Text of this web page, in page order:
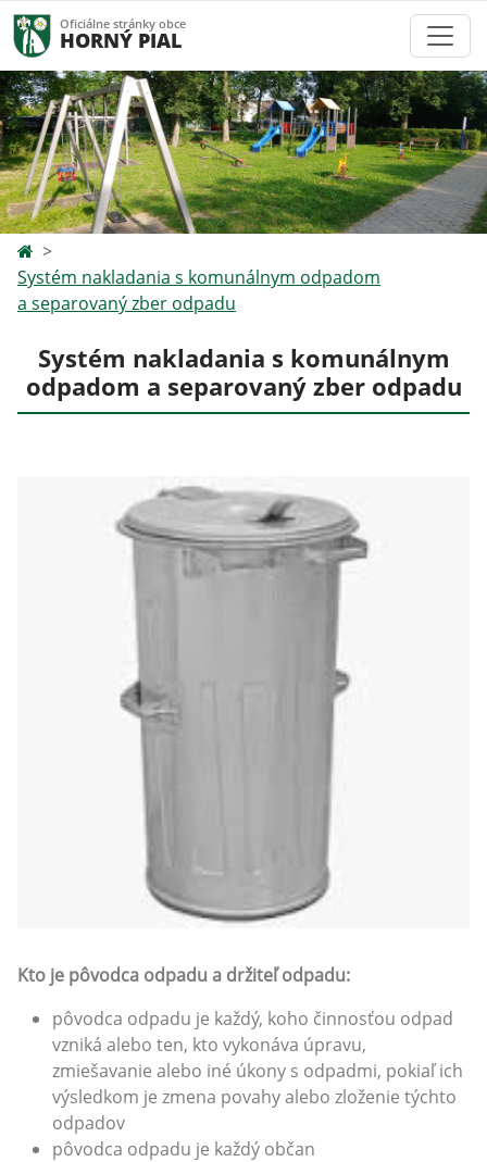
Oficiálne stránky obce
HORNÝ PIAL
Systém nakladania s komunálnym odpadom
a separovaný zber odpadu
Systém nakladania s komunálnym
odpadom a separovaný zber odpadu
Kto je pôvodca odpadu a držiteľ odpadu:
pôvodca odpadu je každý, koho činnosťou odpad
vzniká alebo ten, kto vykonáva úpravu,
zmiešavanie alebo iné úkony s odpadmi, pokiaľ ich
výsledkom je zmena povahy alebo zloženie týchto
odpadov
pôvodca odpadu je každý občan